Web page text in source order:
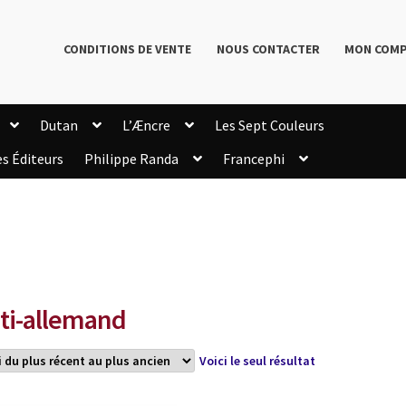
CONDITIONS DE VENTE NOUS CONTACTER MON
Dutan L’Æncre
Les Sept Couleurs
Éditeurs Philippe Randa
Francephi
allemand
Voici le seul résultat